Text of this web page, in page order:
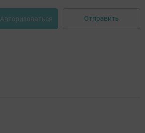
Авторизоваться Отправить